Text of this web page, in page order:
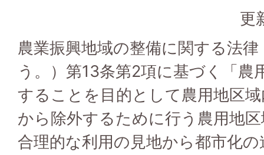
更
農業振興地域の整備に関する法
う。）第13条第2項に基づく「農
することを目的として農用地区
から除外するために行う農用地
合理的な利用の見地から都市化